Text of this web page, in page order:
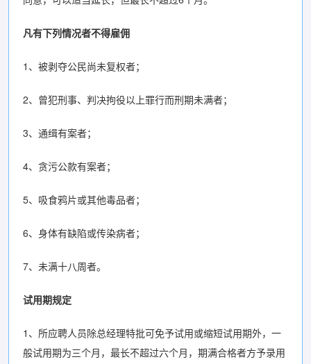
凡有下列情况者不得雇佣
1、被剥夺公民尚未复权者；
2、曾犯刑事、判决拘役以上罪行而刑期未满者；
3、通缉有案者；
4、贪污公款有案者；
5、吸食鸦片或其他毒品者；
6、身体有缺陷或传染病者；
7、未满十八周者。
试用期规定
1、所应聘人员除总经理特批可免予试用或缩短试用期外，一
般试用期为三个月，最长不超过六个月，期满合格者方予录用